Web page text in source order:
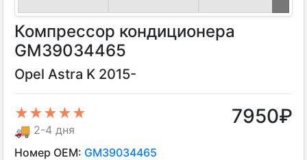
Компрессор кондиционера
GM39034465
Opel Astra K 2015-
★★★★★
🚚 2-4 дня
7950₽
Номер OEM: GM39034465